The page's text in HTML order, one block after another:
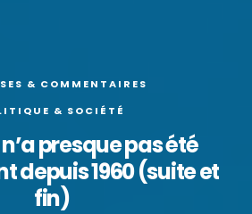
& COMMENTAIRES
& SOCIÉTÉ
presque pas été
depuis 1960 (suite et
fin)